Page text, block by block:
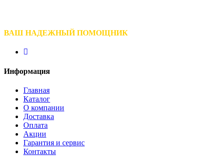
ВАШ НАДЕЖНЫЙ ПОМОЩНИК
Информация
Главная
Каталог
О компании
Доставка
Оплата
Акции
Гарантия и сервис
Контакты